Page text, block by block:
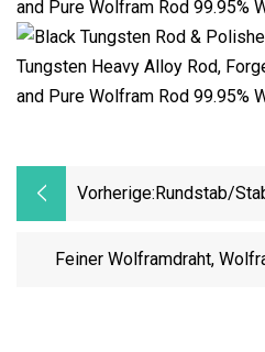
Vorherige: Rundstab/
Feiner Wolframdraht,